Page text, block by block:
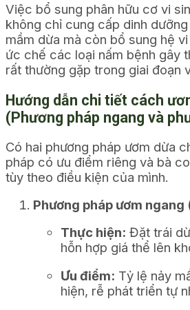
Việc bổ sung phân hữu cơ vi
không chỉ cung cấp dinh
mầm dừa mà còn bổ sung hệ
ức chế các loại nấm bệnh gây
rất thường gặp trong giai đoạn
Hướng dẫn chi tiết cách
(Phương pháp ngang và
Có hai phương pháp ươm dừa
pháp có ưu điểm riêng và bà
tùy theo điều kiện của mình.
Phương pháp ươm ngang
Thực hiện: Đặt trái
hỗn hợp giá thể lên
Ưu điểm: Tỷ lệ nảy
hiện, rễ phát triển tự